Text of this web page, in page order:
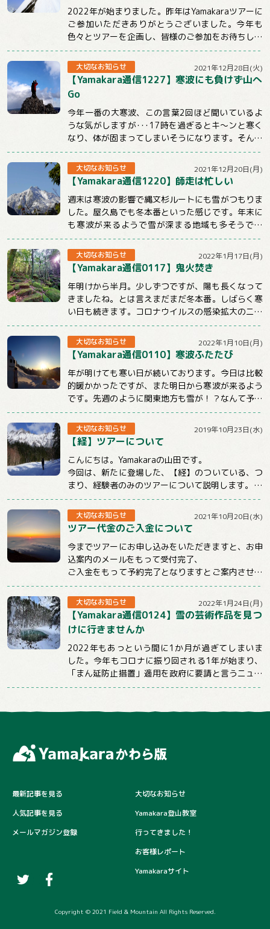
2022年が始まりました。昨年はYamakaraツアーに
ご参加いただきありがとうございました。今年も
色々とツアーを企画し、皆様のご参加をお待ちして
おります。引き続きYamakaraを...
大切なお知らせ 2021年12月28日(火)
【Yamakara通信1227】寒波にも負けず山へ
Go
今年一番の大寒波、この言葉2回ほど聞いているよ
うな気がしますが･･･17時を過ぎるとキ～ンと寒く
なり、体が固まってしまいそうになります。そんな
時こそ体を動かしてぽかぽかにしないとだめ...
大切なお知らせ 2021年12月20日(月)
【Yamakara通信1220】師走は忙しい
週末は寒波の影響で縄文杉ルートにも雪がつもりま
した。屋久島でも冬本番といった感じです。年末に
も寒波が来るようで雪が深まる地域も多そうです
ね。今週のメルマガはnewツアーや屋久島ツアー...
大切なお知らせ 2022年1月17日(月)
【Yamakara通信0117】鬼火焚き
年明けから半月。少しずつですが、陽も長くなって
きましたね。とは言えまだまだ冬本番。しばらく寒
い日も続きます。コロナウイルスの感染拡大のニュ
ースも気になる状況ですが、体調管理と感染対策...
大切なお知らせ 2022年1月10日(月)
【Yamakara通信0110】寒波ふたたび
年が明けても寒い日が続いております。今日は比較
的暖かかったですが、また明日から寒波が来るよう
です。先週のように関東地方も雪が！？なんて予報
もチラホラでています。山に行くときもそうでな...
大切なお知らせ 2019年10月23日(水)
【経】ツアーについて
こんにちは。Yamakaraの山田です。
今回は、新たに登場した、【経】のついている、つ
まり、経験者のみのツアーについて説明します。
まず、この【経】のついているツアーは雪山のみ...
大切なお知らせ 2021年10月20日(水)
ツアー代金のご入金について
今までツアーにお申し込みをいただきますと、お申
込案内のメールをもって受付完了、
ご入金をもって予約完了となりますとご案内させて
いただいておりました。
しかしお申込後、そのままご連...
大切なお知らせ 2022年1月24日(月)
【Yamakara通信0124】雪の芸術作品を見つ
けに行きませんか
2022年もあっという間に1か月が過ぎてしまいま
した。今年もコロナに振り回される1年が始まり、
「まん延防止措置」適用を政府に要請と言うニュー
スばかり目にする日々が続いていますが、コロ...
最新記事を見る
人気記事を見る
メールマガジン登録
大切なお知らせ
Yamakara登山教室
行ってきました！
お客様レポート
Yamakaraサイト
Copyright © 2021 Field & Mountain All Rights Reserved.